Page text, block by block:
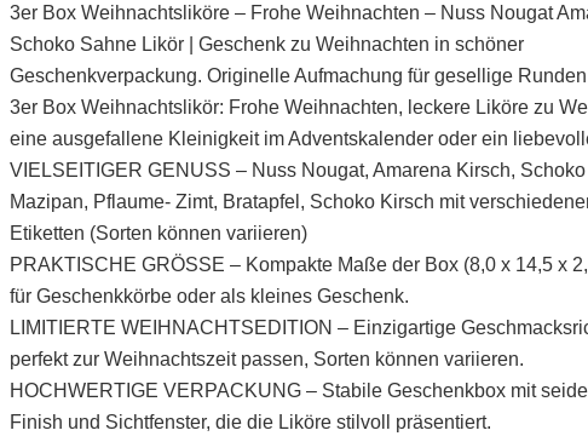
3er Box Weihnachtsliköre – Frohe Weihnachten – Nuss Nougat
Schoko Sahne Likör | Geschenk zu Weihnachten in schöner
Geschenkverpackung. Originelle Aufmachung für gesellige Runden
3er Box Weihnachtslikör: Frohe Weihnachten, leckere Liköre zu
eine ausgefallene Kleinigkeit im Adventskalender oder ein
VIELSEITIGER GENUSS – Nuss Nougat, Amarena Kirsch,
Mazipan, Pflaume- Zimt, Bratapfel, Schoko Kirsch mit
Etiketten (Sorten können variieren)
PRAKTISCHE GRÖSSE – Kompakte Maße der Box (8,0 x 14,5 x
für Geschenkkörbe oder als kleines Geschenk.
LIMITIERTE WEIHNACHTSEDITION – Einzigartige
perfekt zur Weihnachtszeit passen, Sorten können variieren.
HOCHWERTIGE VERPACKUNG – Stabile Geschenkbox mit
Finish und Sichtfenster, die die Liköre stilvoll präsentiert.